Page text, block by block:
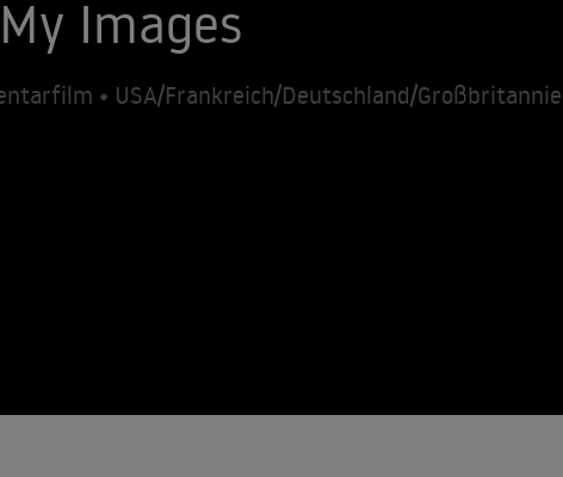
Images
• USA/Frankreich/Deutschland/